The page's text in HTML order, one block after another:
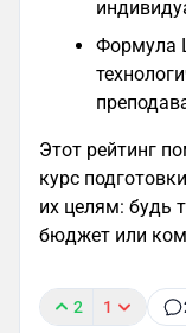
Формула
Этот рейтинг
курс
их целям: будь
бюджет или
2 1